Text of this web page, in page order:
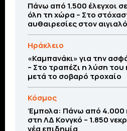
Πάνω από 1.500 έλεγχοι
όλη τη χώρα – Στο
αυθαιρεσίες στον αιγιαλό
Ηράκλειο
«Καμπανάκι» για την
– Στο τραπέζι η λύση
μετά το σοβαρό τροχαίο
Κόσμος
Έμπολα: Πάνω από 4.000
στη ΛΔ Κονγκό – 1.850